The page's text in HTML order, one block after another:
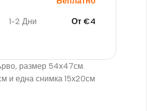
1-2 Дни От €4
размер 54х47см.
и една снимка 15х20см